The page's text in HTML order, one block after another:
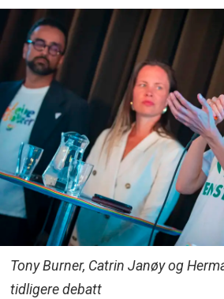
Tony Burner, Catrin Janøy og
tidligere debatt